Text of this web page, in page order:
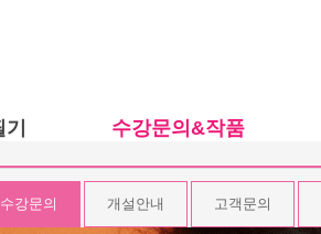
수강문의&작품
수강문의 개설안내 고객문의